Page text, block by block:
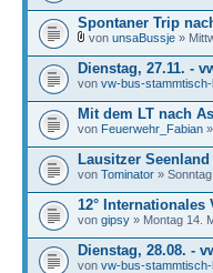
Spontaner Trip
von unsaBussje »
Dienstag, 27.11. -
von vw-bus-
Mit dem LT nach
von Feuerwehr_Fabian
Lausitzer
von Tominator »
12° Internationales
von gipsy » Montag 14.
Dienstag, 28.08. -
von vw-bus-